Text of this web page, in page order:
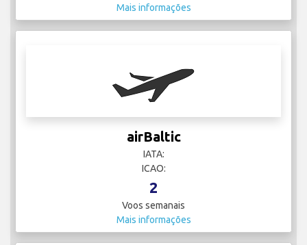
Mais informações
airBaltic
IATA:
ICAO:
2
Voos semanais
Mais informações